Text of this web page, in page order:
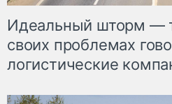
Идеальный шторм —
своих проблемах
логистические